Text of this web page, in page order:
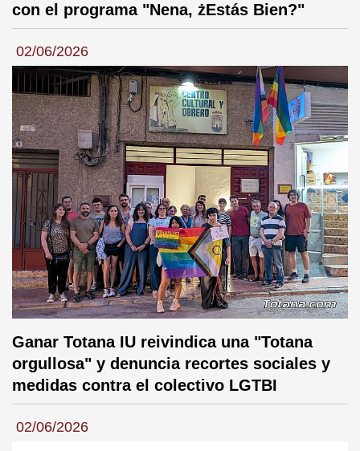
con el programa "Nena, żEstás Bien?"
02/06/2026
Ganar Totana IU reivindica una "Totana
orgullosa" y denuncia recortes sociales y
medidas contra el colectivo LGTBI
02/06/2026